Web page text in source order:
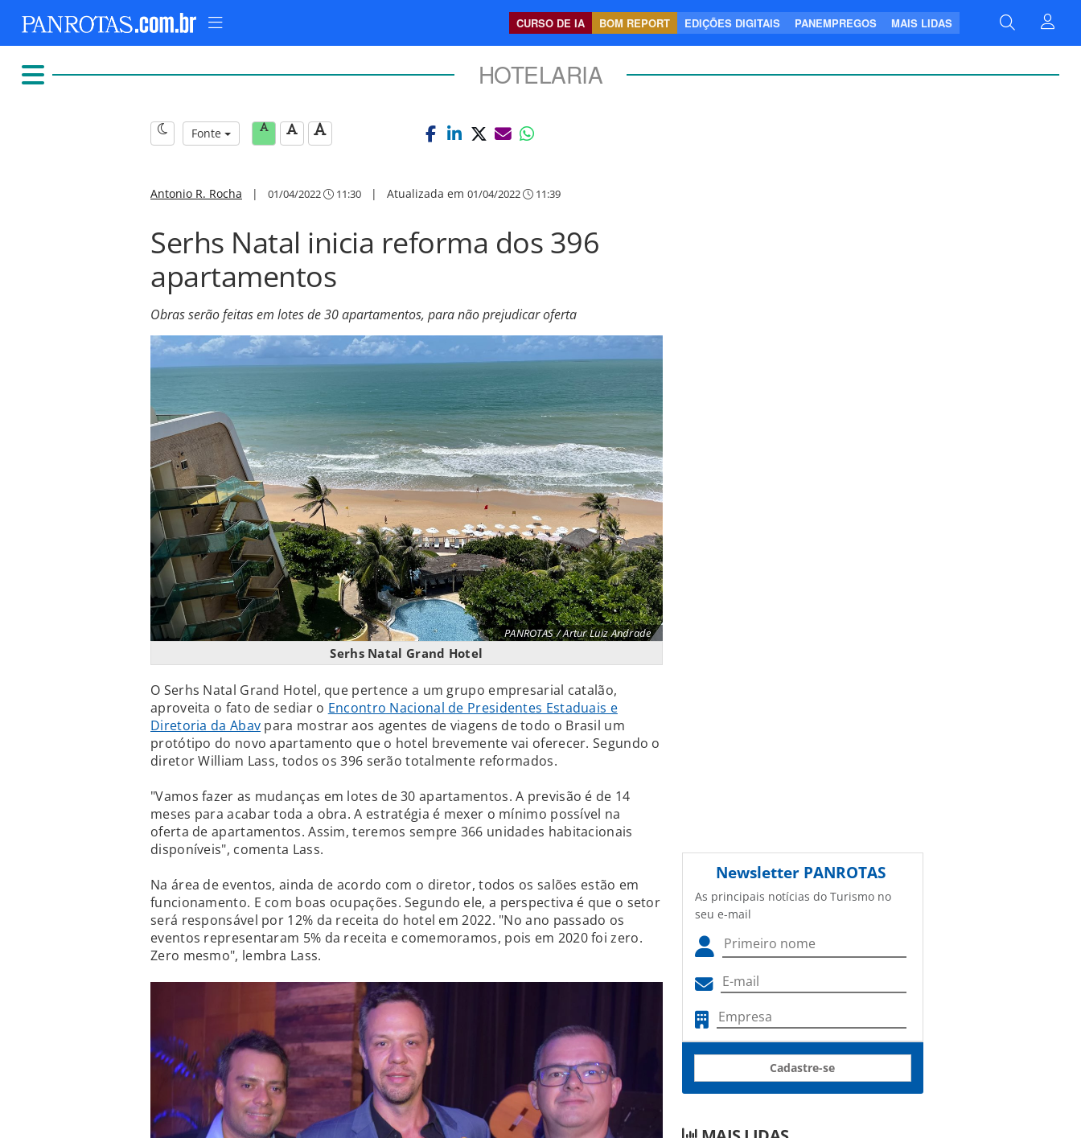
CURSO DE IA BOM REPORT EDIÇÕES DIGITAIS PANEMPREGOS MAIS LIDAS
HOTELARIA
Fonte
Antonio R. Rocha | 01/04/2022 11:30 | Atualizada em 01/04/2022 11:39
Serhs Natal inicia reforma dos 396
apartamentos
Obras serão feitas em lotes de 30 apartamentos, para não prejudicar oferta
PANROTAS / Artur Luiz Andrade
Serhs Natal Grand Hotel
O Serhs Natal Grand Hotel, que pertence a um grupo empresarial catalão,
aproveita o fato de sediar o Encontro Nacional de Presidentes Estaduais e
Diretoria da Abav para mostrar aos agentes de viagens de todo o Brasil um
protótipo do novo apartamento que o hotel brevemente vai oferecer. Segundo o
diretor William Lass, todos os 396 serão totalmente reformados.
"Vamos fazer as mudanças em lotes de 30 apartamentos. A previsão é de 14
meses para acabar toda a obra. A estratégia é mexer o mínimo possível na
oferta de apartamentos. Assim, teremos sempre 366 unidades habitacionais
disponíveis", comenta Lass.
Na área de eventos, ainda de acordo com o diretor, todos os salões estão em
funcionamento. E com boas ocupações. Segundo ele, a perspectiva é que o setor
será responsável por 12% da receita do hotel em 2022. "No ano passado os
eventos representaram 5% da receita e comemoramos, pois em 2020 foi zero.
Zero mesmo", lembra Lass.
Newsletter PANROTAS
As principais notícias do Turismo no
seu e-mail
Cadastre-se